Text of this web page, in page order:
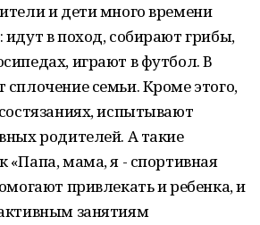
и дети много времени
идут в поход, собирают грибы,
играют в футбол. В
сплочение семьи. Кроме этого,
испытывают
родителей. А такие
«Папа, мама, я - спортивная
привлекать и ребенка, и
занятиям